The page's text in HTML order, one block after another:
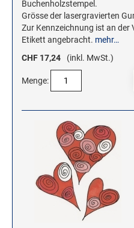
Buchenholzstempel.
Grösse der lasergravierten
Zur Kennzeichnung ist an
Etikett angebracht. mehr…
CHF 17,24
(inkl. MwSt.)
Menge: